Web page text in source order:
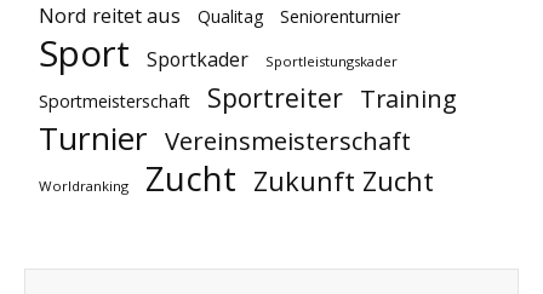
Nord reitet aus Qualitag Seniorenturnier
Sport Sportkader Sportleistungskader
Sportmeisterschaft Sportreiter Training
Turnier Vereinsmeisterschaft
Worldranking Zucht Zukunft Zucht